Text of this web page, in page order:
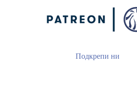
Подкрепи ни